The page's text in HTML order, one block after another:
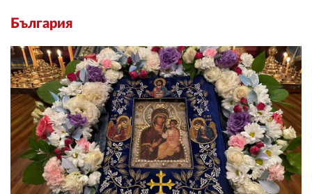
България